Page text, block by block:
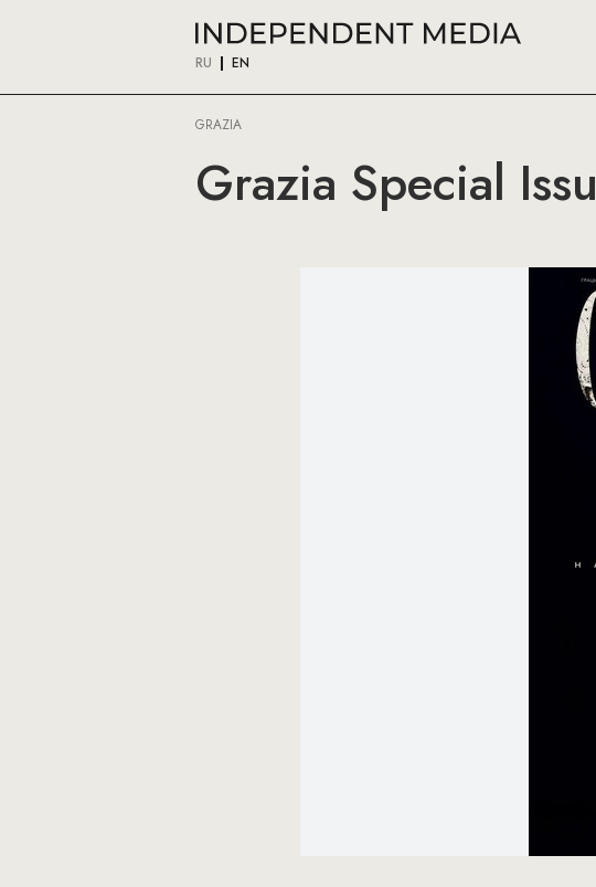
RU EN
GRAZIA
Grazia Special